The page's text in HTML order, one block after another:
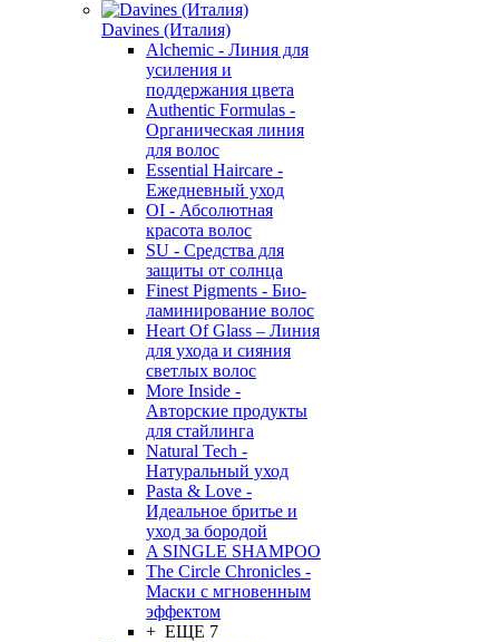
Davines (Италия)
Alchemic - Линия для
усиления и
поддержания цвета
Authentic Formulas -
Органическая линия
для волос
Essential Haircare -
Eжедневный уход
OI - Абсолютная
красота волос
SU - Средства для
защиты от солнца
Finest Pigments - Био-
ламинирование волос
Heart Of Glass – Линия
для ухода и сияния
светлых волос
More Inside -
Авторские продукты
для стайлинга
Natural Tech -
Натуральный уход
Pasta & Love -
Идеальное бритье и
уход за бородой
A SINGLE SHAMPOO
The Circle Chronicles -
Маски с мгновенным
эффектом
+ ЕЩЕ 7